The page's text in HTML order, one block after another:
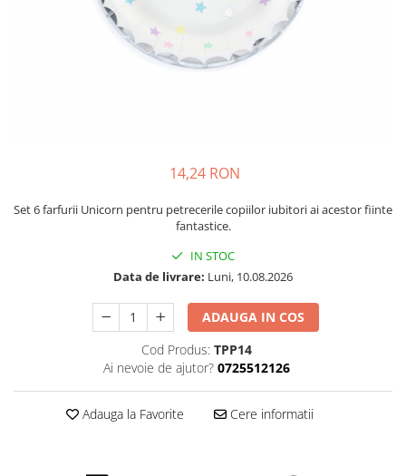
Suflatori si Coifuri
Petrecere Star Wars
Petrecere Super Mario
Petrecere LOL Surprise
Petrecere Pisicute
Petrecere Printese Disney
Petrecere Unicorni
Pastel Party
14,24 RON
Set 6 farfurii Unicorn pentru petrecerile copiilor iubitori ai acestor fiinte
fantastice.
IN STOC
Data de livrare: Luni, 10.08.2026
ADAUGA IN COS
Cod Produs: TPP14
Ai nevoie de ajutor? 0725512126
Adauga la Favorite Cere informatii